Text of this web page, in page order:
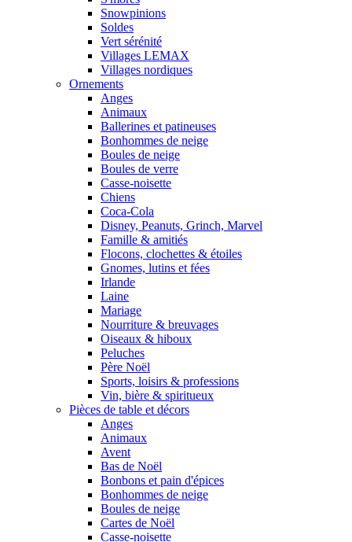
Snowpinions
Soldes
Vert sérénité
Villages LEMAX
Villages nordiques
Ornements
Anges
Animaux
Ballerines et patineuses
Bonhommes de neige
Boules de neige
Boules de verre
Casse-noisette
Chiens
Coca-Cola
Disney, Peanuts, Grinch, Marvel
Famille & amitiés
Flocons, clochettes & étoiles
Gnomes, lutins et fées
Irlande
Laine
Mariage
Nourriture & breuvages
Oiseaux & hiboux
Peluches
Père Noël
Sports, loisirs & professions
Vin, bière & spiritueux
Pièces de table et décors
Anges
Animaux
Avent
Bas de Noël
Bonbons et pain d'épices
Bonhommes de neige
Boules de neige
Cartes de Noël
Casse-noisette